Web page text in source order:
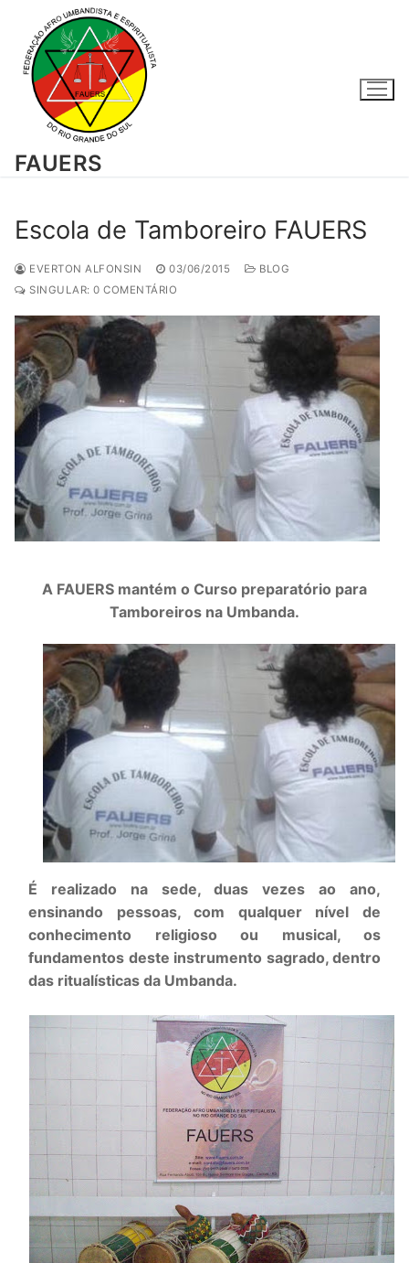
conteúdo
FAUERS
Escola de Tamboreiro FAUERS
EVERTON ALFONSIN 03/06/2015
BLOG
SINGULAR: 0 COMENTÁRIO
A FAUERS mantém o Curso preparatório para
Tamboreiros na Umbanda.
É realizado na sede, duas vezes ao ano,
ensinando pessoas, com qualquer nível de
conhecimento religioso ou musical, os
fundamentos deste instrumento sagrado, dentro
das ritualísticas da Umbanda.